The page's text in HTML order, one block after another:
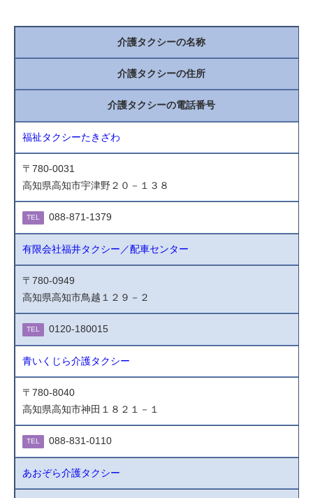
介護タクシーの名称
介護タクシーの住所
介護タクシーの電話番号
福祉タクシーたきざわ
〒780-0031
高知県高知市宇津野２０－１３８
TEL 088-871-1379
有限会社福井タクシー／配車センター
〒780-0949
高知県高知市鳥越１２９－２
TEL 0120-180015
青いくじら介護タクシー
〒780-8040
高知県高知市神田１８２１－１
TEL 088-831-0110
あおぞら介護タクシー